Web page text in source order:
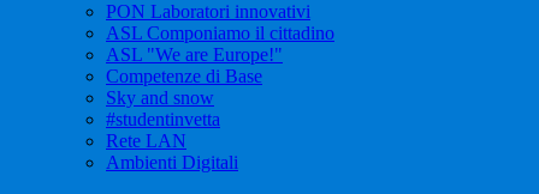
PON Laboratori innovativi
ASL Componiamo il cittadino
ASL "We are Europe!"
Competenze di Base
Sky and snow
#studentinvetta
Rete LAN
Ambienti Digitali